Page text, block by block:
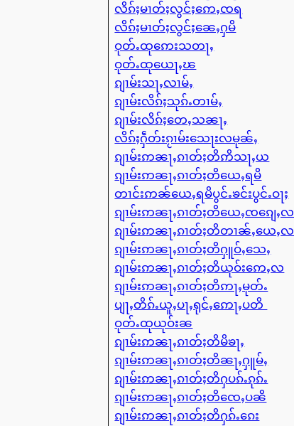
လိၵ်ႈမၢတ်ႈလွင်ႈဢေႇၸရ
လိၵ်ႈမၢတ်ႈလွင်ႈၼေႇႁမိ
ဝုတ်ႉထုဢေးသတႃႇ
ဝုတ်ႉထုယေႃႇၽ
ၵျၢမ်းသႃႇလၢမ်ႇ
ၵျၢမ်းလိၵ်ႈသုၵ်ႉတၢမ်ႇ
ၵျၢမ်းလိၵ်ႈတေႇသၼႃႇ
လိၵ်ႈႁဵတ်းၵႂၢမ်းသေႃးလမုၼ်ႇ
ၵျၢမ်းဢၼႃႇၵၢတ်ႈတိဢိသႃႇယ
ၵျၢမ်းဢၼႃႇၵၢတ်ႈတိယေႇရမိ
တၢင်းဢၼ်ယေႇရမိပွင်ႉၶင်းပွင်ႉဝႃႈ
ၵျၢမ်းဢၼႃႇၵၢတ်ႈတိယေႇၸၵျေႇလ
ၵျၢမ်းဢၼႃႇၵၢတ်ႈတိတၢၼ်ႇယေႇလ
ၵျၢမ်းဢၼႃႇၵၢတ်ႈတိႁူဝ်ႇသေႇ
ၵျၢမ်းဢၼႃႇၵၢတ်ႈတိယုဝ်းဢေႇလ
ၵျၢမ်းဢၼႃႇၵၢတ်ႈတိဢႃႇမုတ်ႉ
ပျႃႇတိၵ်ႉယူႇပႃႇရုင်ႇဢေႃႇပတိ
ဝုတ်ႉထုယုဝ်းၼ
ၵျၢမ်းဢၼႃႇၵၢတ်ႈတိမိၶႃႇ
ၵျၢမ်းဢၼႃႇၵၢတ်ႈတိၼႃႇႁူမ်ႇ
ၵျၢမ်းဢၼႃႇၵၢတ်ႈတိႁပၵ်ႉၵုၵ်ႉ
ၵျၢမ်းဢၼႃႇၵၢတ်ႈတိၸေႇပၼိ
ၵျၢမ်းဢၼႃႇၵၢတ်ႈတိႁၵ်ႉၵေး